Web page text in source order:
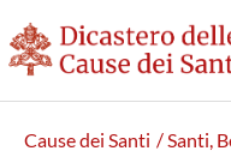
Cause dei Santi / Santi,